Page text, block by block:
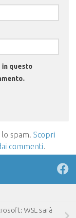
in questo
spam. Scopri
commenti
WSL sarà